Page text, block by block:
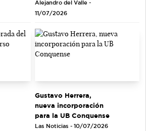
Alejandro del Valle -
11/07/2026
Gustavo Herrera,
nueva incorporación
para la UB Conquense
Las Noticias - 10/07/2026